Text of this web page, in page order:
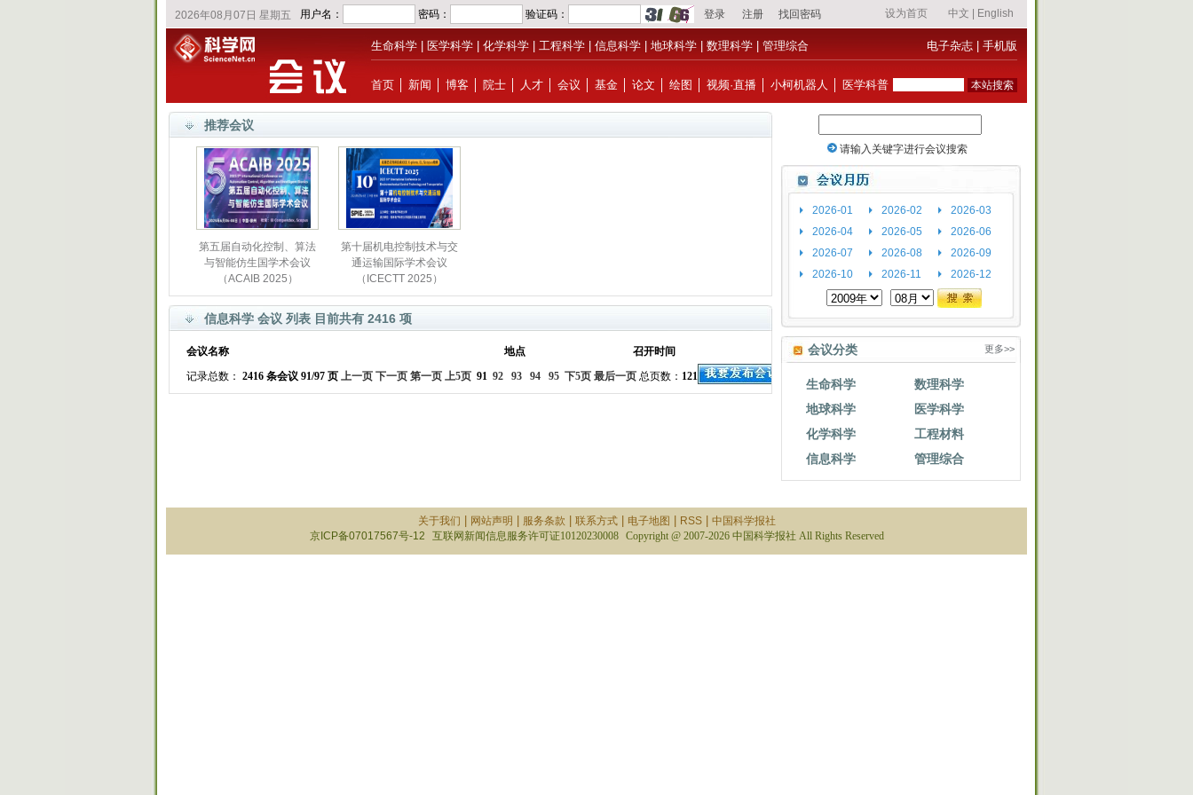
生命科学 医学科学 化学科学 工程科学 信息科学 地球科学 数理科学 管理综合 电子杂志 手机版
首页 新闻 博客 院士 人才 会议 基金 论文 绘图 视频·直播 小柯机器人 医学科普
推荐会议
第五届自动化控制、算法
与智能仿生国学术会议
（ACAIB 2025）
第十届机电控制技术与交
通运输国际学术会议
（ICECTT 2025）
信息科学 会议 列表 目前共有 2416 项
会议名称 地点
召开时间
记录总数： 2416 条会议 91/97 页 上一页 下一页 第一页 上5页 91 92 93 94 95 下5页 最后一页 总页数： 121
2026-01
2026-04
2026-07
2026-10
2026-02
2026-05
2026-08
2026-11
2026-03
2026-06
2026-09
2026-12
更多>>
会议分类
生命科学
地球科学
化学科学
信息科学
数理科学
医学科学
工程材料
管理综合
关于我们 网站声明 服务条款 联系方式| 电子地图 RSS| 中国科学报社
京ICP备07017567号-12
互联网新闻信息服务许可证10120230008 Copyright @ 2007-2026 中国科学报社 All Rights Reserved